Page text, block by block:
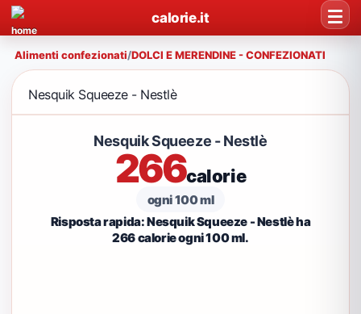
calorie.it
Alimenti confezionati/DOLCI E MERENDINE - CONFEZIONATI
Nesquik Squeeze - Nestlè
Nesquik Squeeze - Nestlè
266calorie
ogni 100 ml
Risposta rapida: Nesquik Squeeze - Nestlè ha
266 calorie ogni 100 ml.